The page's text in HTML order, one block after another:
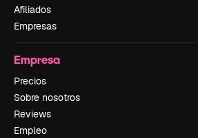
Afiliados
Empresas
Empresa
Precios
Sobre nosotros
Reviews
Empleo